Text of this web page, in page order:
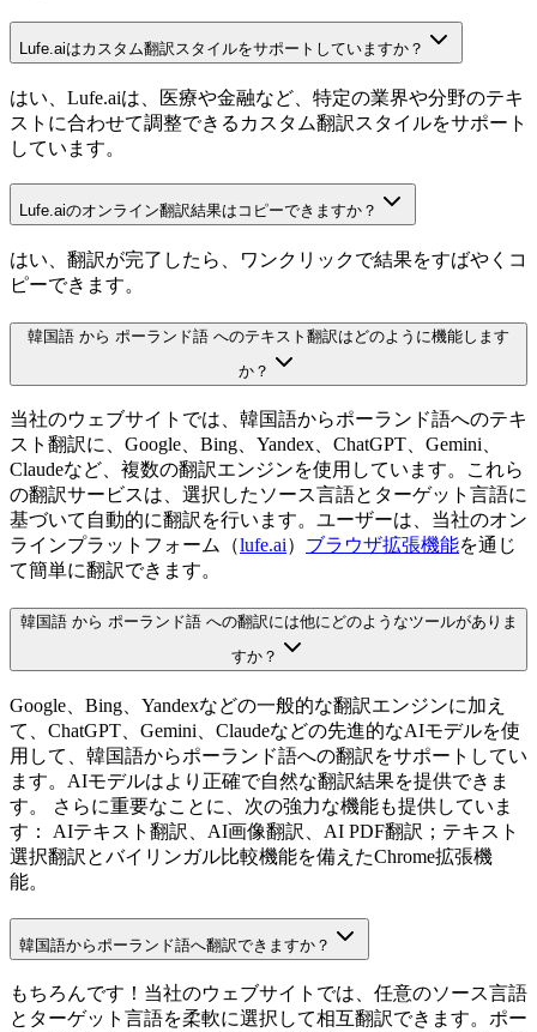
Lufe.aiはカスタム翻訳スタイルをサポートしていますか？
はい、Lufe.aiは、医療や金融など、特定の業界や分野のテキ
ストに合わせて調整できるカスタム翻訳スタイルをサポート
しています。
Lufe.aiのオンライン翻訳結果はコピーできますか？
はい、翻訳が完了したら、ワンクリックで結果をすばやくコ
ピーできます。
韓国語 から ポーランド語 へのテキスト翻訳はどのように機能します
か？
当社のウェブサイトでは、韓国語からポーランド語へのテキ
スト翻訳に、Google、Bing、Yandex、ChatGPT、Gemini、
Claudeなど、複数の翻訳エンジンを使用しています。これら
の翻訳サービスは、選択したソース言語とターゲット言語に
基づいて自動的に翻訳を行います。ユーザーは、当社のオン
ラインプラットフォーム（lufe.ai） ブラウザ拡張機能を通じ
て簡単に翻訳できます。
韓国語 から ポーランド語 への翻訳には他にどのようなツールがありま
すか？
Google、Bing、Yandexなどの一般的な翻訳エンジンに加え
て、ChatGPT、Gemini、Claudeなどの先進的なAIモデルを使
用して、韓国語からポーランド語への翻訳をサポートしてい
ます。AIモデルはより正確で自然な翻訳結果を提供できま
す。 さらに重要なことに、次の強力な機能も提供していま
す： AIテキスト翻訳、AI画像翻訳、AI PDF翻訳；テキスト
選択翻訳とバイリンガル比較機能を備えたChrome拡張機
能。
韓国語からポーランド語へ翻訳できますか？
もちろんです！当社のウェブサイトでは、任意のソース言語
とターゲット言語を柔軟に選択して相互翻訳できます。ポー